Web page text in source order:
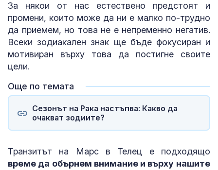
За някои от нас естествено предстоят и
промени, които може да ни е малко по-трудно
да приемем, но това не е непременно негатив.
Всеки зодиакален знак ще бъде фокусиран и
мотивиран върху това да постигне своите
цели.
Още по темата
Сезонът на Рака настъпва: Какво да
очакват зодиите?
Транзитът на Марс в Телец е подходящо
време да обърнем внимание и върху нашите